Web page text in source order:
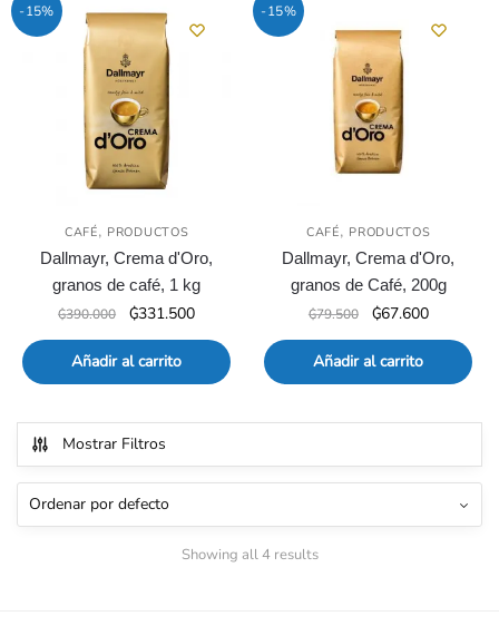
-15%
CAFÉ, PRODUCTOS
Dallmayr, Crema d'Oro,
granos de café, 1 kg
₲390.000
El
precio
original
era:
₲331.500El
precio
actual
es:
Añadir al carrito
-15%
CAFÉ, PRODUCTOS
Dallmayr, Crema d'Oro,
granos de Café, 200g
₲79.500
El
precio
original
era:
₲67.600El
precio
es:
Añadir al carrito
Mostrar Filtros
Showing all 4 results